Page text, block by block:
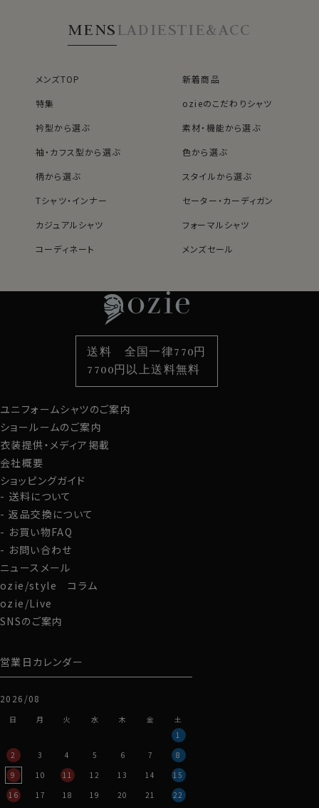
●こだわりの生地！肌に直接ふれるからこその素材選び
プレミアムコットン(超長綿スーピマ綿)＆40番手双糸＆
プレミアムコットンのスーピマ綿を使った生地は、光沢が
あってソフト、かつ肌触りがいいのが特徴。
ヘビーウェイトと言われる超厚手のTシャツ生地ではあ
りませんが、しっかり目を詰めて編みこんでいる度詰めの
であっても透け感の少ない生地です。
さらに通常のTシャツ用糸(20～30番手)より細めの糸で
その糸を２本寄りあわせた双糸にすることにより、耐久性
が高くなり、型崩れを起こしにくくなります。
がら、程よい厚みと丈夫さをあわせもつTシャツに仕上り
●スーピマ綿とは？
繊維の長さが通常より長い綿（詳しくは繊維の長さが
28.6mm以上の原綿）を超長綿といいます。
超長綿は世界の綿生産量のたった3％しかない希少性の
高いプレミアムコットンです。
上品な光沢、しなやかな柔らかさ、優れた耐久性といった
特質をもっています。
●度詰め天竺とは？
一般的なTシャツ生地より、しっかり目を詰めて編み込ん
だものを「度詰め」といいます。
そのため肉厚でしっかりした生地に仕上がります。
天竺とは、Tシャツなどのニット生地の編み方の名前で
天竺の柔らかい風合いを残しつつ、型崩れしにくいのこ
と、また、通常のニットより生地のツヤや自然な光沢感が
袖は、リブ仕様となっており、もたつきを感じさせない仕
ジャケットの下などに着用する際も、収まりがよく、すっき
りと着こなして頂けます。
MENSLADIESTIE&ACC
メンズTOP
新着商品
特集
ozieのこだわりシャツ
衿型から選ぶ
素材・機能から選ぶ
袖・カフス型から選ぶ
色から選ぶ
柄から選ぶ
スタイルから選ぶ
Tシャツ・インナー
セーター・カーディガン
カジュアルシャツ
フォーマルシャツ
コーディネート
メンズセール
袖・カフス型から選ぶ
色から選ぶ
柄から選ぶ
スタイルから選ぶ
カジュアルシャツ
定番シャツ
カフスボタン
サスペンダー
財布・名刺入れ
バッグ
ストール・マフラー
グローブ
ユニフォームシャツのご案内
ショールームのご案内
衣装提供・メディア掲載
会社概要
ショッピングガイド
送料について
返品交換について
お買い物FAQ
お問い合わせ
ニュースメール
ozie/style コラム
ozie/Live
SNSのご案内
営業日カレンダー
2026/08
日 月 火 水 木 金
土
1
2
3 4 5 6 7
8
9
10 11 12 13 14
15
16
17 18 19 20 21 22
送料 全国一律770円
7700円以上送料無料